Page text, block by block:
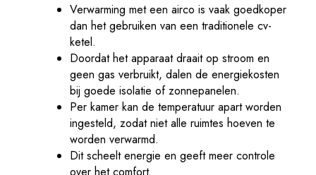
Verwarming met een airco is vaak goedkoper
dan het gebruiken van een traditionele cv-
ketel.
Doordat het apparaat draait op stroom en
geen gas verbruikt, dalen de energiekosten
bij goede isolatie of zonnepanelen.
Per kamer kan de temperatuur apart worden
ingesteld, zodat niet alle ruimtes hoeven te
worden verwarmd.
Dit scheelt energie en geeft meer controle